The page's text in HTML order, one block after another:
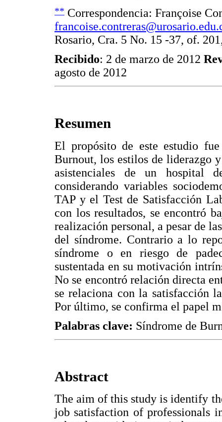
** Correspondencia: Françoise
Rosario, Cra. 5 No. 15 -37, of.
Recibido: 2 de marzo de 2012
agosto de 2012
Resumen
El propósito de este estudio
Burnout, los estilos de liderazgo
asistenciales de un hospital
considerando variables
TAP y el Test de Satisfacción
con los resultados, se encontró
realización personal, a pesar de
del síndrome. Contrario a lo
síndrome o en riesgo de
sustentada en su motivación
No se encontró relación directa
se relaciona con la satisfacción
Por último, se confirma el papel
Palabras clave: Síndrome de
Abstract
The aim of this study is identify
job satisfaction of professionals